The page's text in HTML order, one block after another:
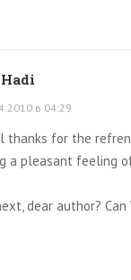
в 04:29
thanks for the
a pleasant feeling
dear author? Can